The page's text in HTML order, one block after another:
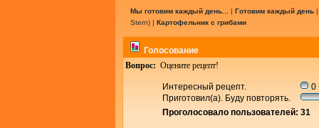
Мы готовим каждый день... | Готовим каждый день
Stern) | Картофельник с грибами
Голосование
Вопрос: Оцените рецепт!
Интересный рецепт.
0
Приготовил(а). Буду повторять.
Проголосовало пользователей: 31